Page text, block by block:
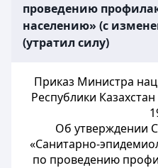
проведению
населению» (с
(утратил силу)
Приказ Министра
Республики
Об утверждении
«Санитарно-
по проведению